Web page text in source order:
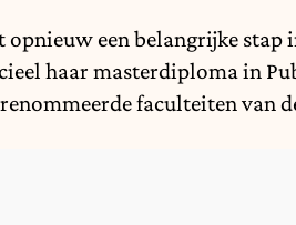
een belangrijke stap
haar masterdiploma in
faculteiten van